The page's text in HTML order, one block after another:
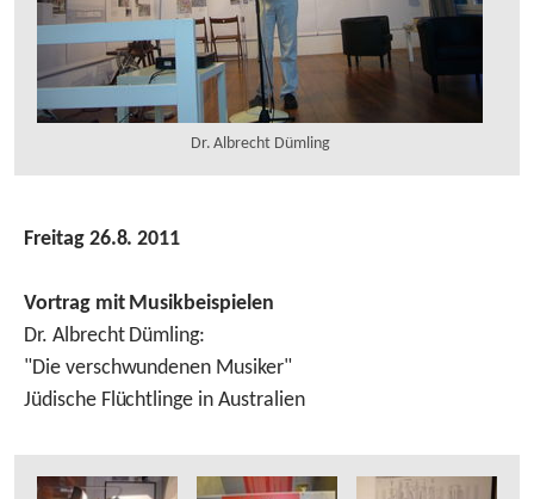
Dr. Albrecht Dümling
Freitag 26.8. 2011
Vortrag mit Musikbeispielen
Dr. Albrecht Dümling:
"Die verschwundenen Musiker"
Jüdische Flüchtlinge in Australien